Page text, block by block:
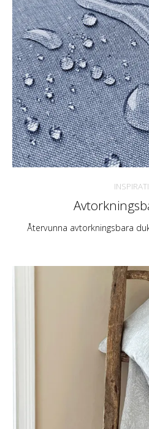
Återvunna avtorkningsbara